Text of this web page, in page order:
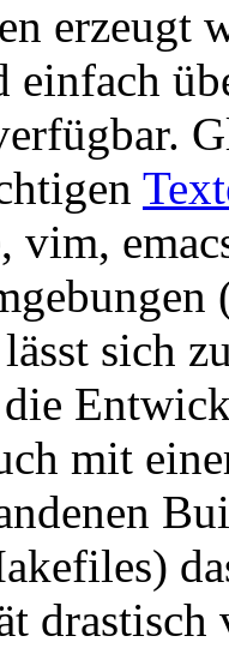
erzeugt
einfach
vim,
sich
mit
drastisch